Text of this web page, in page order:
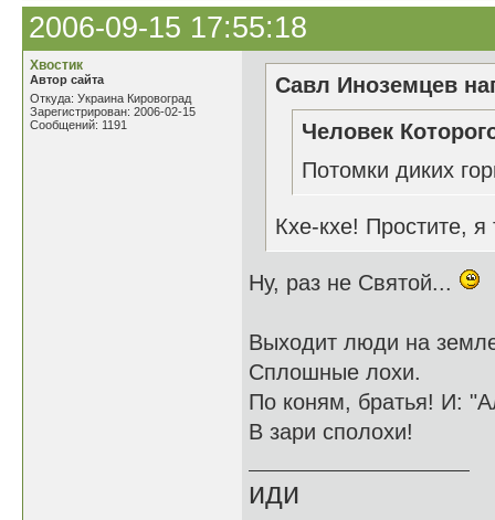
2006-09-15 17:55:18
Хвостик
Автор сайта
Откуда: Украина Кировоград
Зарегистрирован: 2006-02-15
Сообщений: 1191
Савл Иноземцев
Человек
Потомки диких
Кхе-кхе! Простите,
Ну, раз не Святой...
Выходит люди на
Сплошные лохи.
По коням, братья! И:
В зари сполохи!
иди